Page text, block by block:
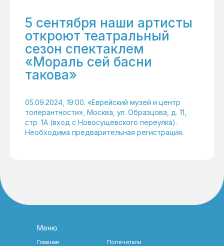
5 сентября наши артисты
откроют театральный
сезон спектаклем
«Мораль сей басни
такова»
05.09.2024, 19:00. «Еврейский музей и центр
толерантности», Москва, ул. Образцова, д. 11,
стр. 1А (вход с Новосущевского переулка).
Необходима предварительная регистрация.
Меню
Главная
Попечители